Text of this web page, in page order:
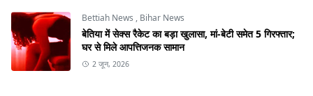
Bettiah News , Bihar News
बेतिया में सेक्स रैकेट का बड़ा खुलासा, मां-बेटी समेत 5 गिरफ्तार;
घर से मिले आपत्तिजनक सामान
2 जून, 2026